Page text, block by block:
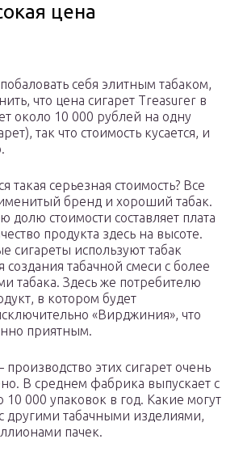
цена
себя элитным табаком,
что цена сигарет Treasurer в
около 10 000 рублей на одну
так что стоимость кусается, и
такая серьезная стоимость? Все
бренд и хороший табак.
долю стоимости составляет плата
продукта здесь на высоте.
сигареты используют табак
табачной смеси с более
табака. Здесь же потребителю
в котором будет
«Вирджиния», что
приятным.
этих сигарет очень
В среднем фабрика выпускает с
000 упаковок в год. Какие могут
другими табачными изделиями,
пачек.